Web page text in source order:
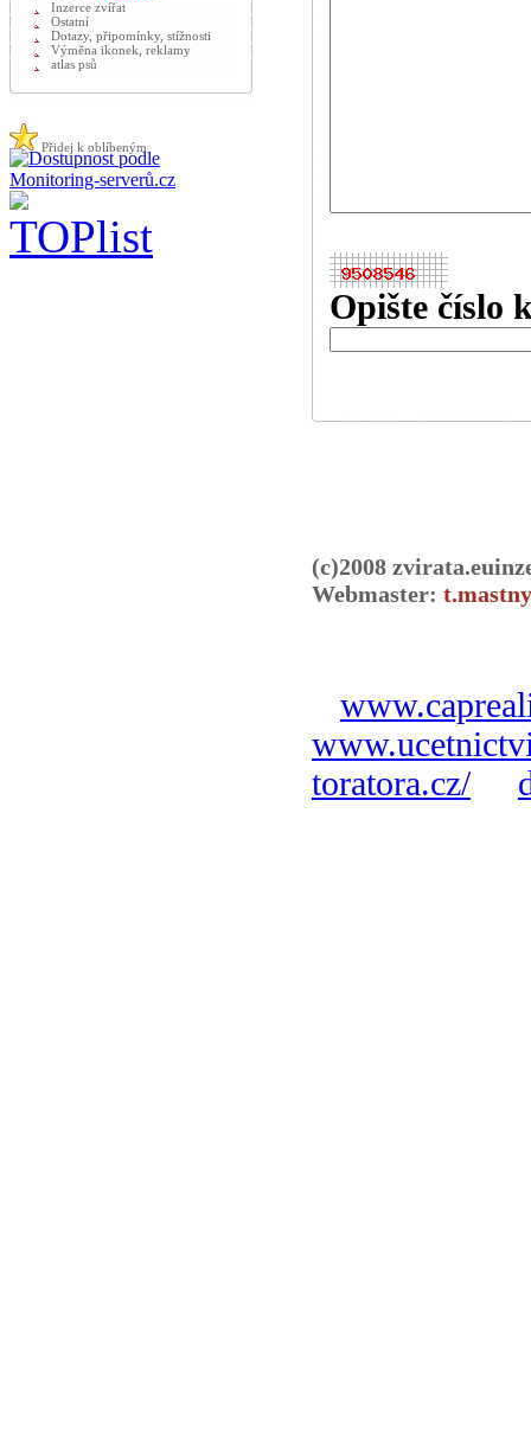
Opište číslo
(c)2008
Webmaster:
toratora.cz/
Inzerce zvířat
Ostatní
Dotazy, připomínky, stížnosti
Výměna ikonek, reklamy
atlas psů
Přidej k oblíbeným